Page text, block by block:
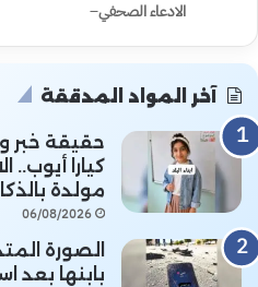
الادعاء الصحفي ̶
آخر المواد المدققة
حقيقة خبر
كيارا أيوب..
مولدة
06/08/2026
الصورة
بابنها بعد